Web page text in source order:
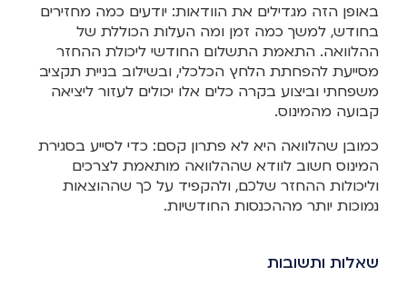
באופן הזה מגדילים את הוודאות: יודעים כמה מחזירים
בחודש, למשך כמה זמן ומה העלות הכוללת של
ההלוואה. התאמת התשלום החודשי ליכולת ההחזר
מסייעת להפחתת הלחץ הכלכלי, ובשילוב בניית תקציב
משפחתי וביצוע בקרה כלים אלו יכולים לעזור ליציאה
קבועה מהמינוס.
כמובן שהלוואה היא לא פתרון קסם: כדי לסייע בסגירת
המינוס חשוב לוודא שההלוואה מותאמת לצרכים
וליכולות ההחזר שלכם, ולהקפיד על כך שההוצאות
נמוכות יותר מההכנסות החודשיות.
שאלות ותשובות